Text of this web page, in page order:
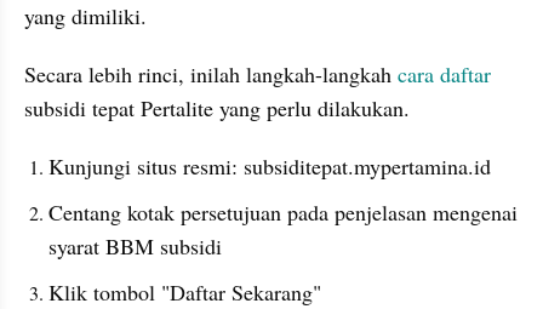
yang dimiliki.
Secara lebih rinci, inilah langkah-langkah cara daftar
subsidi tepat Pertalite yang perlu dilakukan.
Kunjungi situs resmi: subsiditepat.mypertamina.id
Centang kotak persetujuan pada penjelasan mengenai
syarat BBM subsidi
Klik tombol "Daftar Sekarang"